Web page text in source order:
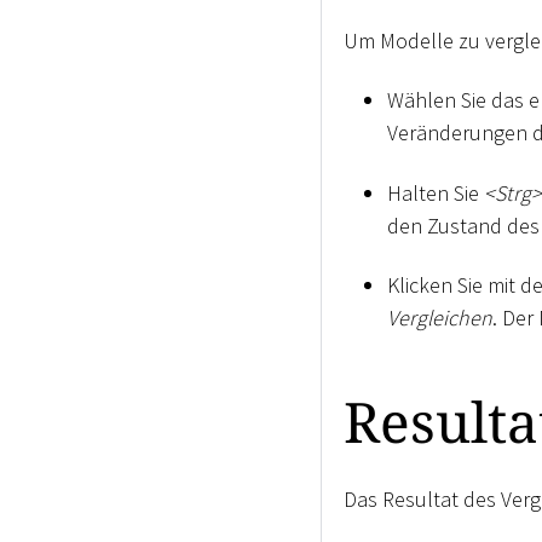
Um Modelle zu
Wählen Sie das
Veränderungen
Halten Sie <Strg>
den Zustand
Klicken Sie mit
Vergleichen.
Das Resultat des